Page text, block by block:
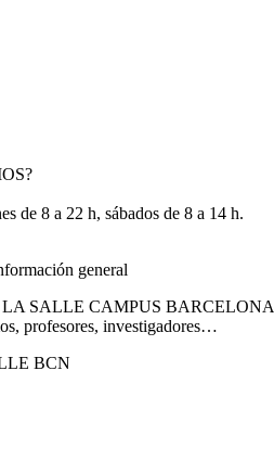
de 8 a 22 h, sábados de 8 a 14 h.
general
SALLE CAMPUS BARCELONA
profesores, investigadores…
BCN